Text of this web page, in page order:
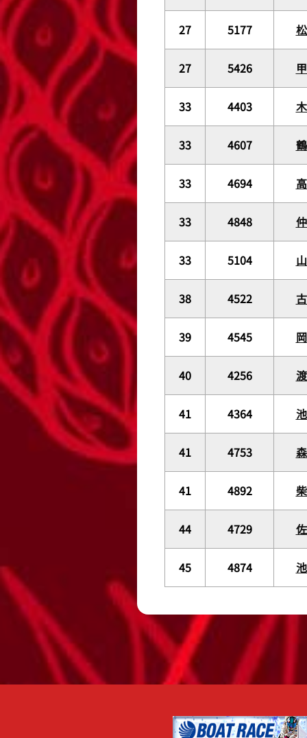
27 5177
27 5426
33 4403
33 4607
33 4694
33 4848
33 5104
38 4522
39 4545
40 4256
41 4364
41 4753
41 4892
44 4729
45 4874